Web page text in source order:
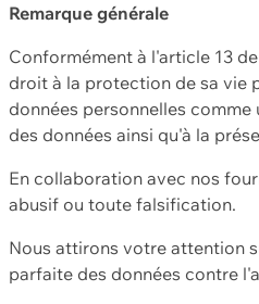
Remarque générale
Conformément à l'article 13
droit à la protection de sa vie
données personnelles
des données ainsi qu'à la
En collaboration avec nos
abusif ou toute falsification.
Nous attirons votre attention
parfaite des données contre